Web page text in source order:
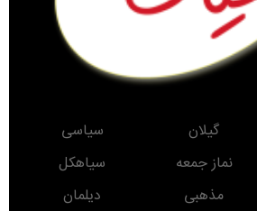
گیلان
سیاسی
نماز جمعه
سیاهکل
مذهبی
دیلمان